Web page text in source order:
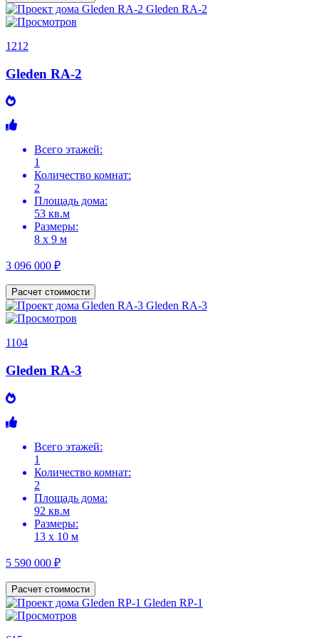
1212
Gleden RA-2
Всего этажей:
1
Количество комнат:
2
Площадь дома:
53 кв.м
Размеры:
8 х 9 м
3 096 000 ₽
Расчет стоимости
1104
Gleden RA-3
Всего этажей:
1
Количество комнат:
2
Площадь дома:
92 кв.м
Размеры:
13 х 10 м
5 590 000 ₽
Расчет стоимости